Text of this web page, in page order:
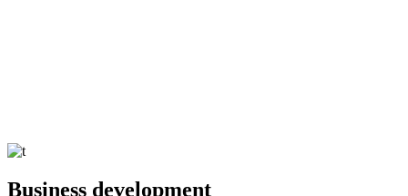
Business development